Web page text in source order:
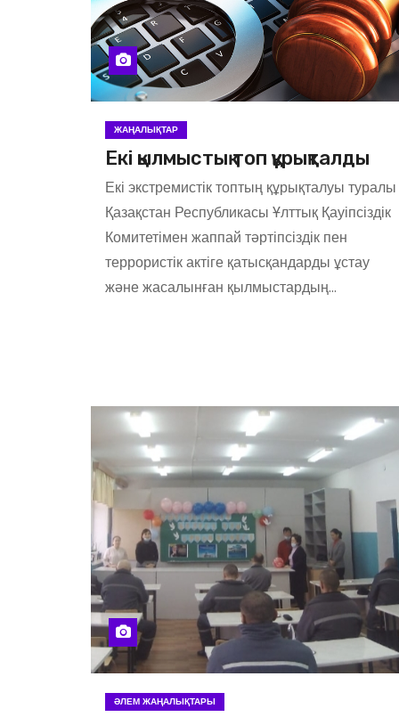
көмектесу
де
«ҚАСІРЕТТІ
ҚАҢТАР»
САБАҒЫ:
Ы –
ТӘУЕЛСІЗД
ІК КЕПІЛІ
ЖАҢАЛЫҚТАР
Екі қылмыстық топ құрықталды
Екі экстремистік топтың құрықталуы туралы
Қазақстан Республикасы Ұлттық Қауіпсіздік
Комитетімен жаппай тәртіпсіздік пен
террористік актіге қатысқандарды ұстау
және жасалынған қылмыстардың…
ӘЛЕМ ЖАҢАЛЫҚТАРЫ